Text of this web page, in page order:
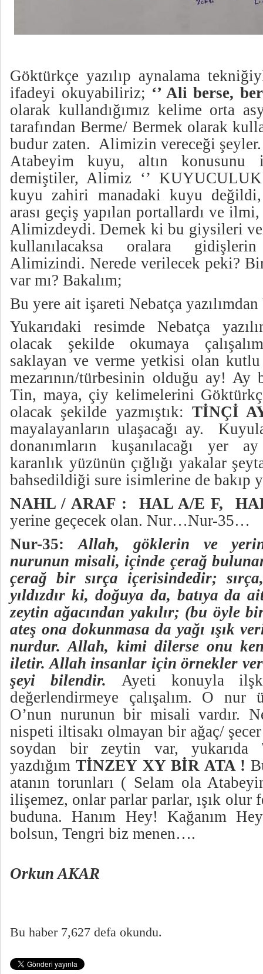
Göktürkçe yazılıp aynalama
ifadeyi okuyabiliriz; ‘’ Ali berse,
olarak kullandığımız kelime orta
tarafından Berme/ Bermek olarak
budur zaten. Alimizin vereceği
Atabeyim kuyu, altın konusunu
demiştiler, Alimiz ‘’
kuyu zahiri manadaki kuyu
arası geçiş yapılan portallardı ve
Alimizdeydi. Demek ki bu giysileri
kullanılacaksa oralara
Alimizindi. Nerede verilecek peki?
var mı? Bakalım;
Bu yere ait işareti Nebatça yazılımdan
Yukarıdaki resimde Nebatça
olacak şekilde okumaya
saklayan ve verme yetkisi olan
mezarının/türbesinin olduğu ay! Ay
Tin, maya, çiy kelimelerini
olacak şekilde yazmıştık: TİNÇİ
mayalayanların ulaşacağı ay.
donanımların kuşanılacağı yer
karanlık yüzünün çığlığı yakalar
bahsedildiği sure isimlerine de bakıp
NAHL / ARAF :
HAL A/E F,
yerine geçecek olan. Nur…Nur-35…
Nur-35:
Allah, göklerin ve
nurunun misali, içinde çerağ
çerağ bir sırça içerisindedir;
yıldızdır ki, doğuya da, batıya da
zeytin ağacından yakılır; (bu öyle
ateş ona dokunmasa da yağı ışık
nurdur. Allah, kimi dilerse onu
iletir. Allah insanlar için örnekler
şeyi bilendir. Ayeti konuyla
değerlendirmeye çalışalım. O nur
O’nun nurunun bir misali vardır.
nispeti iltisakı olmayan bir ağaç/
soydan bir zeytin var, yukarıda
yazdığımTİNZEY XY BİR ATA !
atanın torunları ( Selam ola
ilişemez, onlar parlar parlar, ışık olur
buduna. Hanım Hey! Kağanım
bolsun, Tengri biz menen….
Orkun AKAR
Bu haber 7,627 defa okundu.